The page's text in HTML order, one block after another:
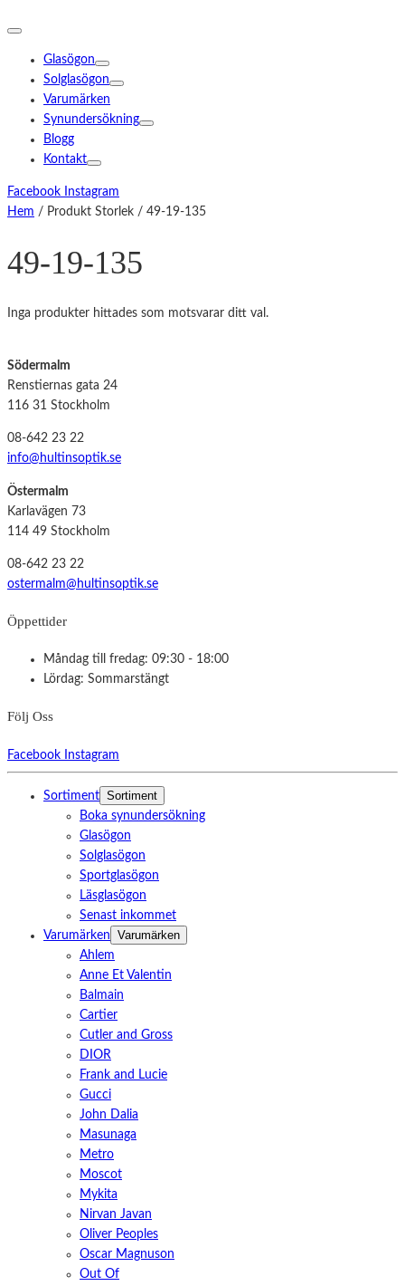
Glasögon
Solglasögon
Varumärken
Synundersökning
Blogg
Kontakt
Facebook
Instagram
Hem / Produkt Storlek / 49-19-135
49-19-135
Inga produkter hittades som motsvarar ditt val.
Södermalm
Renstiernas gata 24
116 31 Stockholm
08-642 23 22
info@hultinsoptik.se
Östermalm
Karlavägen 73
114 49 Stockholm
08-642 23 22
ostermalm@hultinsoptik.se
Öppettider
Måndag till fredag: 09:30 - 18:00
Lördag: Sommarstängt
Följ Oss
Facebook Instagram
Sortiment Sortiment
Boka synundersökning
Glasögon
Solglasögon
Sportglasögon
Läsglasögon
Senast inkommet
Varumärken
Varumärken
Ahlem
Anne Et Valentin
Balmain
Cartier
Cutler and Gross
DIOR
Frank and Lucie
Gucci
John Dalia
Masunaga
Metro
Moscot
Mykita
Nirvan Javan
Oliver Peoples
Oscar Magnuson
Out Of